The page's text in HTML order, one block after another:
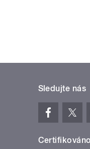
Sledujte nás
Certifikováno